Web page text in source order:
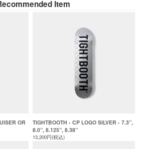
Item
OR
TIGHTBOOTH - CP LOGO SILVER - 7.3”,
8.0”, 8.125”, 8.38”
13,200円(税込)